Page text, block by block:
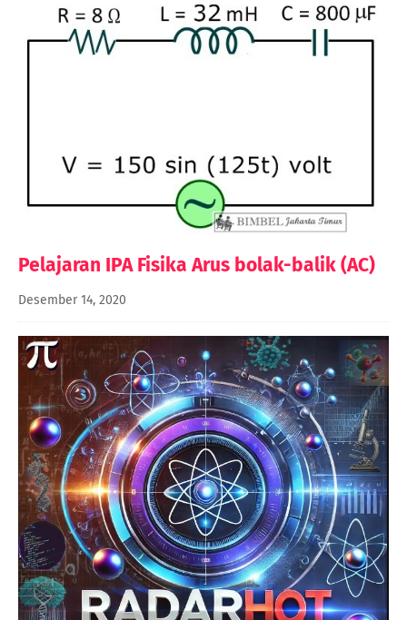
Pelajaran IPA Fisika Arus bolak-balik (AC)
Desember 14, 2020